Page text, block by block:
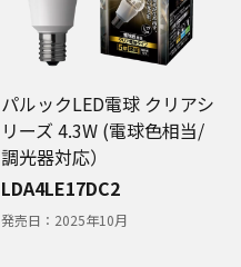
パルックLED電球 クリアシ
リーズ 4.3W (電球色相当/
調光器対応）
LDA4LE17DC2
発売日： 2025年10月